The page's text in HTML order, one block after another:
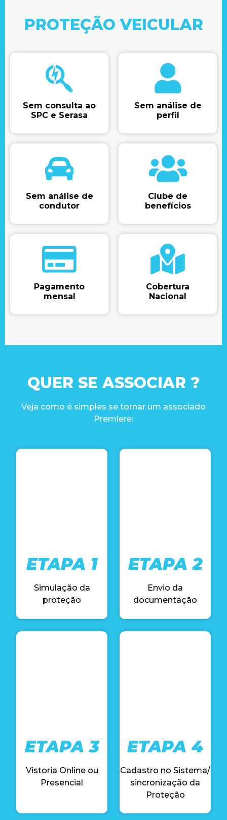
PROTEÇÃO VEICULAR
Sem consulta ao
SPC e Serasa​
Sem análise de
perfil​
Sem análise de
condutor​
Clube de
benefícios​
Pagamento
mensal​
Cobertura
Nacional​
QUER SE ASSOCIAR ?
Veja como é simples se tornar um associado
Premiere:
ETAPA 1
Simulação da
proteção
ETAPA 2
Envio da
documentação
ETAPA 3
Vistoria Online ou
Presencial
ETAPA 4
Cadastro no Sistema/
sincronização da
Proteção